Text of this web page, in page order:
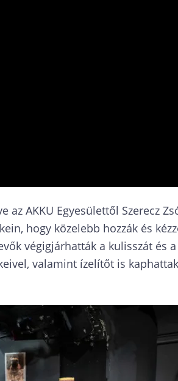
az AKKU Egyesülettől Szerecz
hogy közelebb hozzák és
végigjárhatták a kulisszát és
valamint ízelítőt is